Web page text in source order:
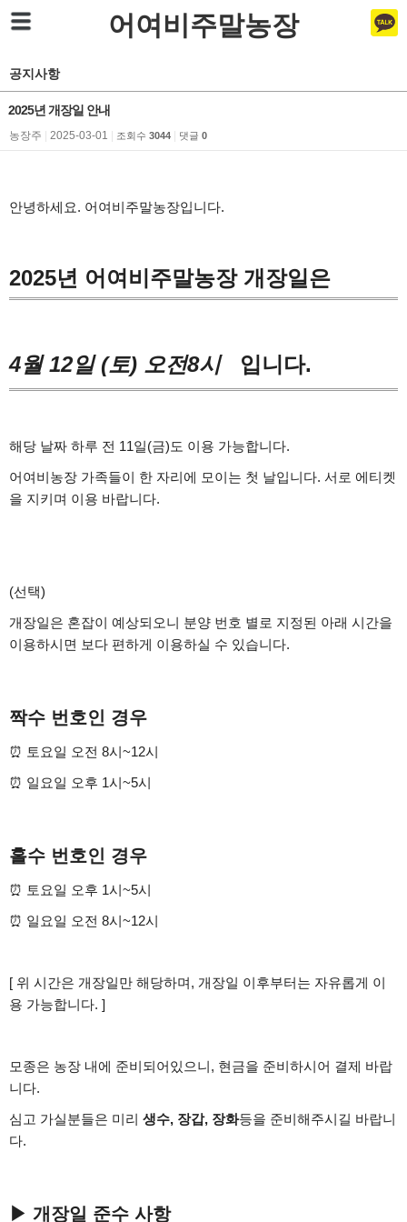
어여비주말농장
공지사항
2025년 개장일 안내
농장주 2025-03-01 조회수 3044 댓글 0
안녕하세요. 어여비주말농장입니다.
2025년 어여비주말농장 개장일은
4월 12일 (토) 오전8시 입니다.
해당 날짜 하루 전 11일(금)도 이용 가능합니다.
어여비농장 가족들이 한 자리에 모이는 첫 날입니다. 서로 에티켓
을 지키며 이용 바랍니다.
(선택)
개장일은 혼잡이 예상되오니 분양 번호 별로 지정된 아래 시간을
이용하시면 보다 편하게 이용하실 수 있습니다.
짝수 번호인 경우
⏰ 토요일 오전 8시~12시
⏰ 일요일 오후 1시~5시
홀수 번호인 경우
⏰ 토요일 오후 1시~5시
⏰ 일요일 오전 8시~12시
[ 위 시간은 개장일만 해당하며, 개장일 이후부터는 자유롭게 이
용 가능합니다. ]
모종은 농장 내에 준비되어있으니, 현금을 준비하시어 결제 바랍
니다.
심고 가실분들은 미리 생수, 장갑, 장화등을 준비해주시길 바랍니
다.
▶ 개장일 준수 사항